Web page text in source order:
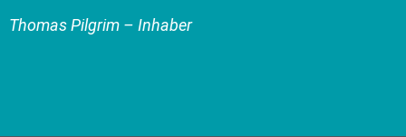
Thomas Pilgrim – Inhaber